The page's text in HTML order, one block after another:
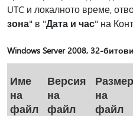
UTC и локалното време,
зона" в "Дата и час" на
Windows Server 2008, 32-
Име
на
файл
Версия
на
файл
Размер
на
файл